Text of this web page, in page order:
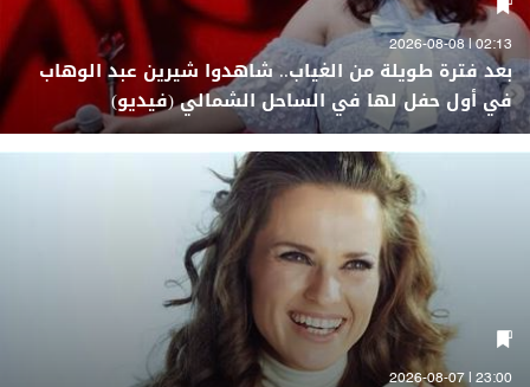
02:13 | 2026-08-08
بعد فترة طويلة من الغياب.. شاهدوا شيرين عبد الوهاب
في أول حفل لها في الساحل الشمالي (فيديو)
23:00 | 2026-08-07